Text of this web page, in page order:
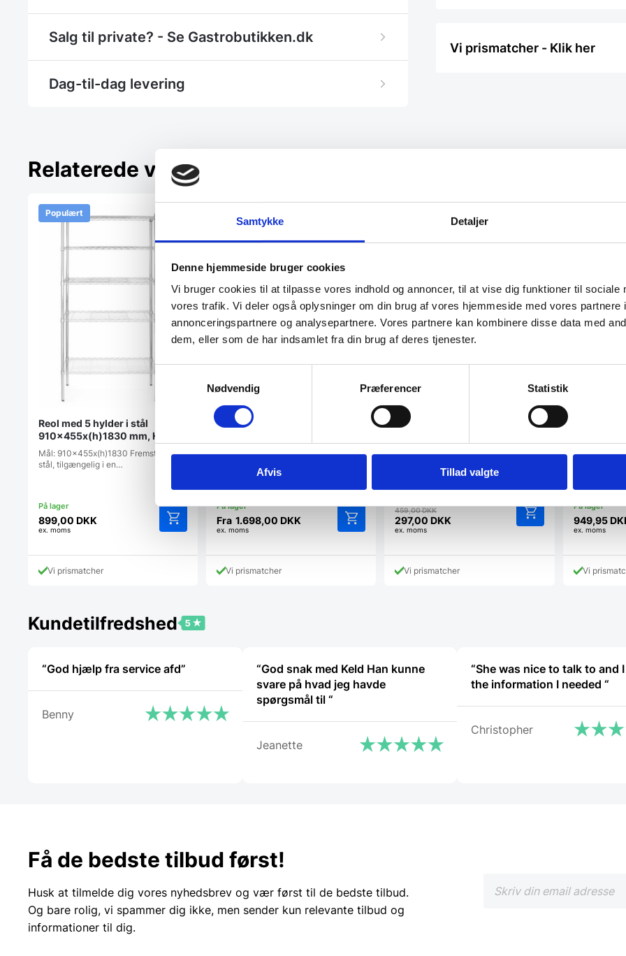
Samtykke Detaljer
Denne hjemmeside bruger cookies
Vi bruger cookies til at tilpasse vores indhold og annoncer, til at vise dig funktioner til sociale
vores trafik. Vi deler også oplysninger om din brug af vores hjemmeside med vores partnere
annonceringspartnere og analysepartnere. Vores partnere kan kombinere disse data med
dem, eller som de har indsamlet fra din brug af deres tjenester.
Samtykkevalg
Nødvendig
Præferencer Statistik
Afvis Tillad valgte
Salg til private? - Se Gastrobutikken.dk
Dag-til-dag levering
Vi prismatcher - Klik her
Relaterede varer
Populært
Reol med 5 hylder i stål
910x455x(h)1830 mm, Hendi
Mål: 910x455x(h)1830 Fremstillet af
stål, tilgængelig i en…
899,00 DKK
ex. moms
Vi prismatcher
Køle-/fryserumsreol m/3
hylder 385 mm dybe og flere
længder, Pujadas
opbevaringsrum eller lager med det
Fra 1.698,00 DKK
ex. moms
Vi prismatcher
Gastro
Bredde (mm): 550 Dybde (mm): 400
(18/8)
459,00DKKDen
oprindelige
459,00 DKK.
297,00 DKK
Den
pris
er:
ex. moms
Vi prismatcher
Hylde
949,95
ex. moms
Vi
Kundetilfredshed
“God hjælp fra service afd”
Benny
“God snak med Keld Han kunne
svare på hvad jeg havde
spørgsmål til “
Jeanette
“She was nice to talk to and
the information I needed “
Christopher
Få de bedste tilbud først!
Husk at tilmelde dig vores nyhedsbrev og vær først til de bedste tilbud.
Og bare rolig, vi spammer dig ikke, men sender kun relevante tilbud og
informationer til dig.